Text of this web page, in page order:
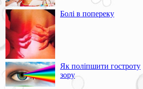
Болі в попереку
Як поліпшити гостроту
зору